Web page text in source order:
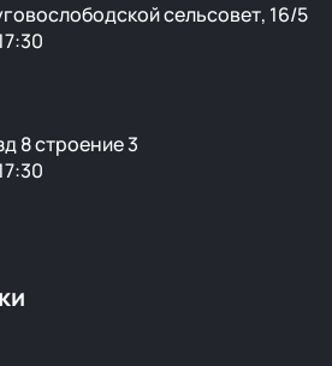
сельсовет, 16/5
8 строение 3